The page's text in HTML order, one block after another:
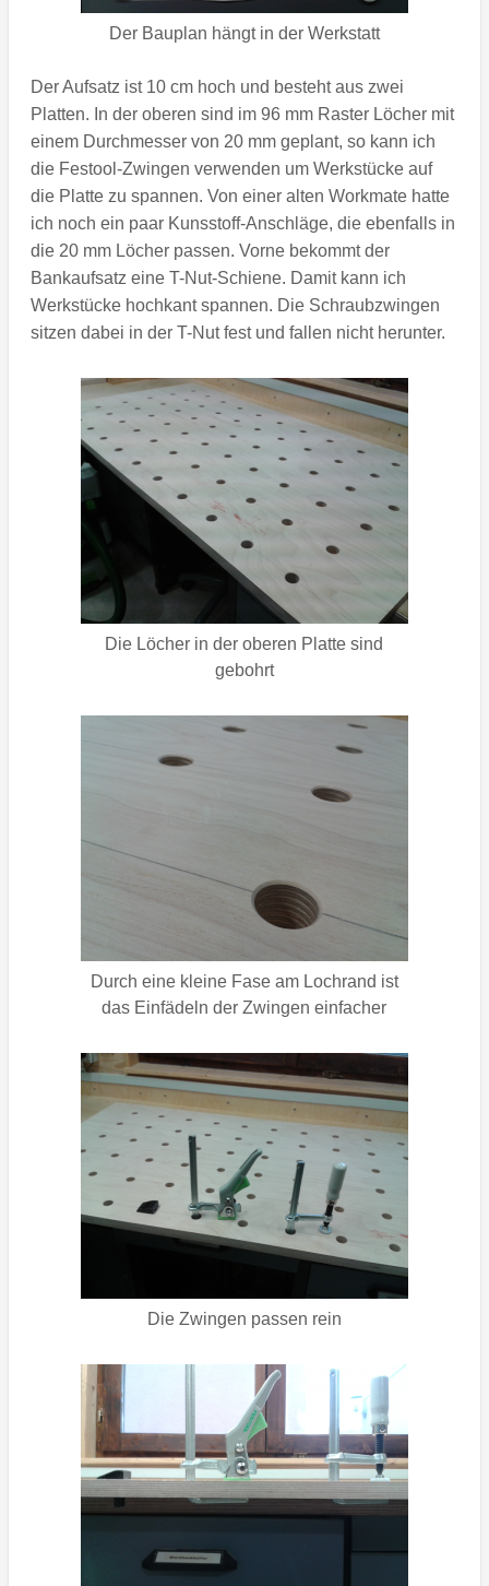
Der Bauplan hängt in der Werkstatt
Der Aufsatz ist 10 cm hoch und besteht aus zwei
Platten. In der oberen sind im 96 mm Raster Löcher mit
einem Durchmesser von 20 mm geplant, so kann ich
die Festool-Zwingen verwenden um Werkstücke auf
die Platte zu spannen. Von einer alten Workmate hatte
ich noch ein paar Kunsstoff-Anschläge, die ebenfalls in
die 20 mm Löcher passen. Vorne bekommt der
Bankaufsatz eine T-Nut-Schiene. Damit kann ich
Werkstücke hochkant spannen. Die Schraubzwingen
sitzen dabei in der T-Nut fest und fallen nicht herunter.
Die Löcher in der oberen Platte sind
gebohrt
Durch eine kleine Fase am Lochrand ist
das Einfädeln der Zwingen einfacher
Die Zwingen passen rein